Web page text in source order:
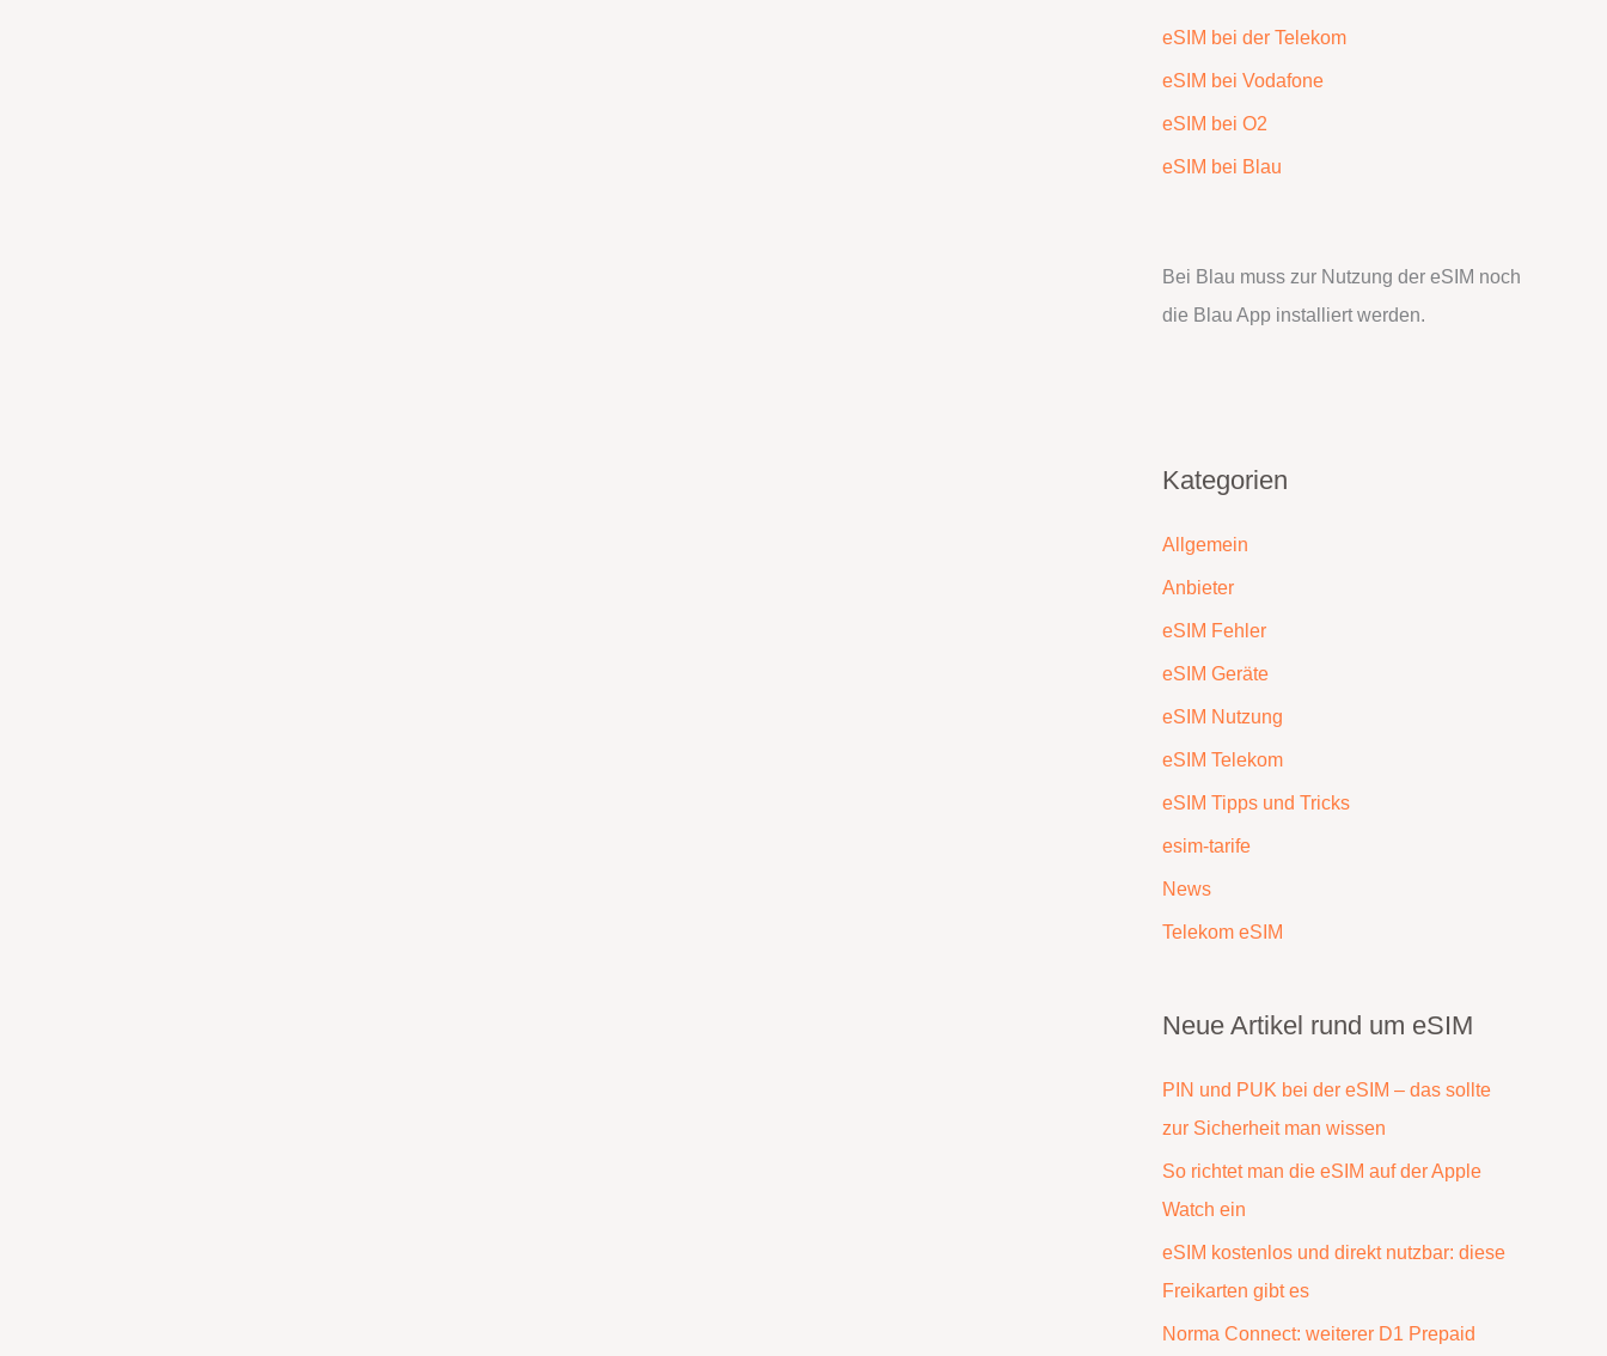
eSIM bei der Telekom
eSIM bei Vodafone
eSIM bei O2
eSIM bei Blau
Bei Blau muss zur Nutzung der eSIM noch
die Blau App installiert werden.
Kategorien
Allgemein
Anbieter
eSIM Fehler
eSIM Geräte
eSIM Nutzung
eSIM Telekom
eSIM Tipps und Tricks
esim-tarife
News
Telekom eSIM
Neue Artikel rund um eSIM
PIN und PUK bei der eSIM – das sollte
zur Sicherheit man wissen
So richtet man die eSIM auf der Apple
Watch ein
eSIM kostenlos und direkt nutzbar: diese
Freikarten gibt es
Norma Connect: weiterer D1 Prepaid